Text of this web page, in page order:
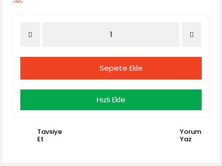
Sepete Ekle
Hızlı Ekle
Tavsiye
Et
Yorum
Yaz